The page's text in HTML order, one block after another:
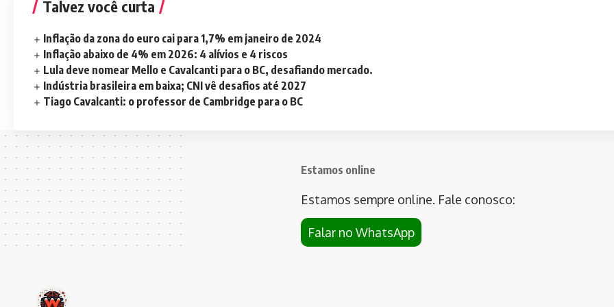
Talvez você curta
Inflação da zona do euro cai para 1,7% em janeiro de 2024
Inflação abaixo de 4% em 2026: 4 alívios e 4 riscos
Lula deve nomear Mello e Cavalcanti para o BC, desafiando mercado.
Indústria brasileira em baixa; CNI vê desafios até 2027
Tiago Cavalcanti: o professor de Cambridge para o BC
Estamos online
Estamos sempre online. Fale conosco:
Falar no WhatsApp